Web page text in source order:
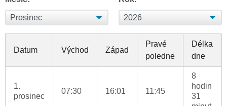
Datum Východ Západ
Pravé
poledne
Délka
dne
1.
prosinec
07:30 16:01 11:45
8
hodin
31